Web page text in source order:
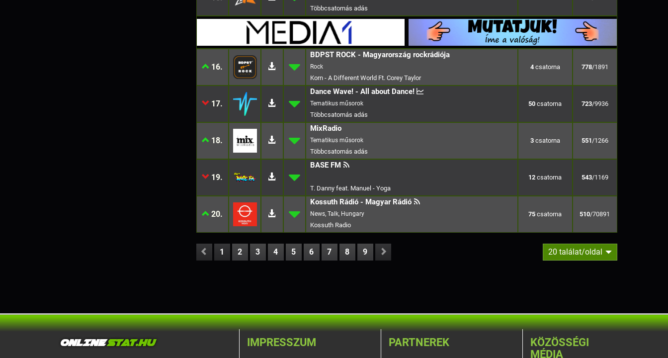
16.
BDPST ROCK - Magyarország rockrádiója
Rock
Korn - A Different World Ft. Corey Taylor
4 778/1891
17.
Dance Wave! - All about Dance!
50 723/9936
18.
MixRadio
3 551/1266
19.
BASE FM
T. Danny feat. Manuel - Yoga
12 543/1169
20.
Kossuth Rádió - Magyar Rádió
News, Talk, Hungary
Kossuth Radio
75 510/70891
1 2 3 4 5 6 7 8 9 20 találat/oldal
ONLINESTAT.HU IMPRESSZUM PARTNEREK
KÖZÖSSÉGI
MÉDIA